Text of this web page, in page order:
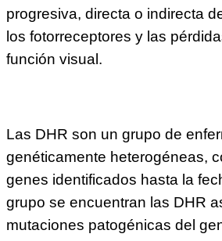
progresiva, directa o indirecta
los fotorreceptores y las
función visual.
Las DHR son un grupo de
genéticamente heterogéneas,
genes identificados hasta la
grupo se encuentran las DHR
mutaciones patogénicas del